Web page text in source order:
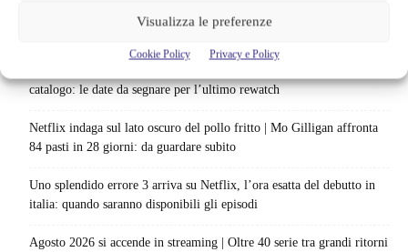
Visualizza le preferenze
Cookie Policy Privacy e Policy
Sony ferma i film sui personaggi di Spider-Man, nessun nuovo
progetto è in sviluppo: cosa resta dell’esperimento
catalogo: le date da segnare per l’ultimo rewatch
Netflix indaga sul lato oscuro del pollo fritto | Mo Gilligan affronta
84 pasti in 28 giorni: da guardare subito
Uno splendido errore 3 arriva su Netflix, l’ora esatta del debutto in
italia: quando saranno disponibili gli episodi
Agosto 2026 si accende in streaming | Oltre 40 serie tra grandi ritorni